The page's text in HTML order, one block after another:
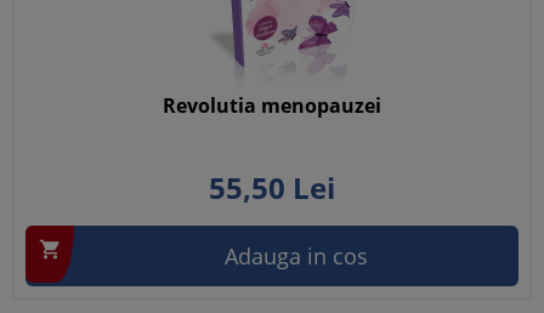
Revolutia menopauzei
55,50 Lei
 Adauga in cos